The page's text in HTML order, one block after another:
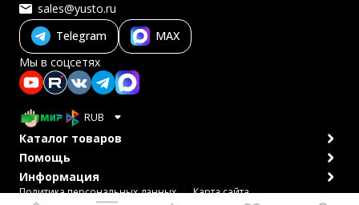
sales@yusto.ru
Telegram
MAX
Мы в соцсетях
RUB
Каталог товаров
Помощь
Информация
Политика персональных данных
Карта сайта